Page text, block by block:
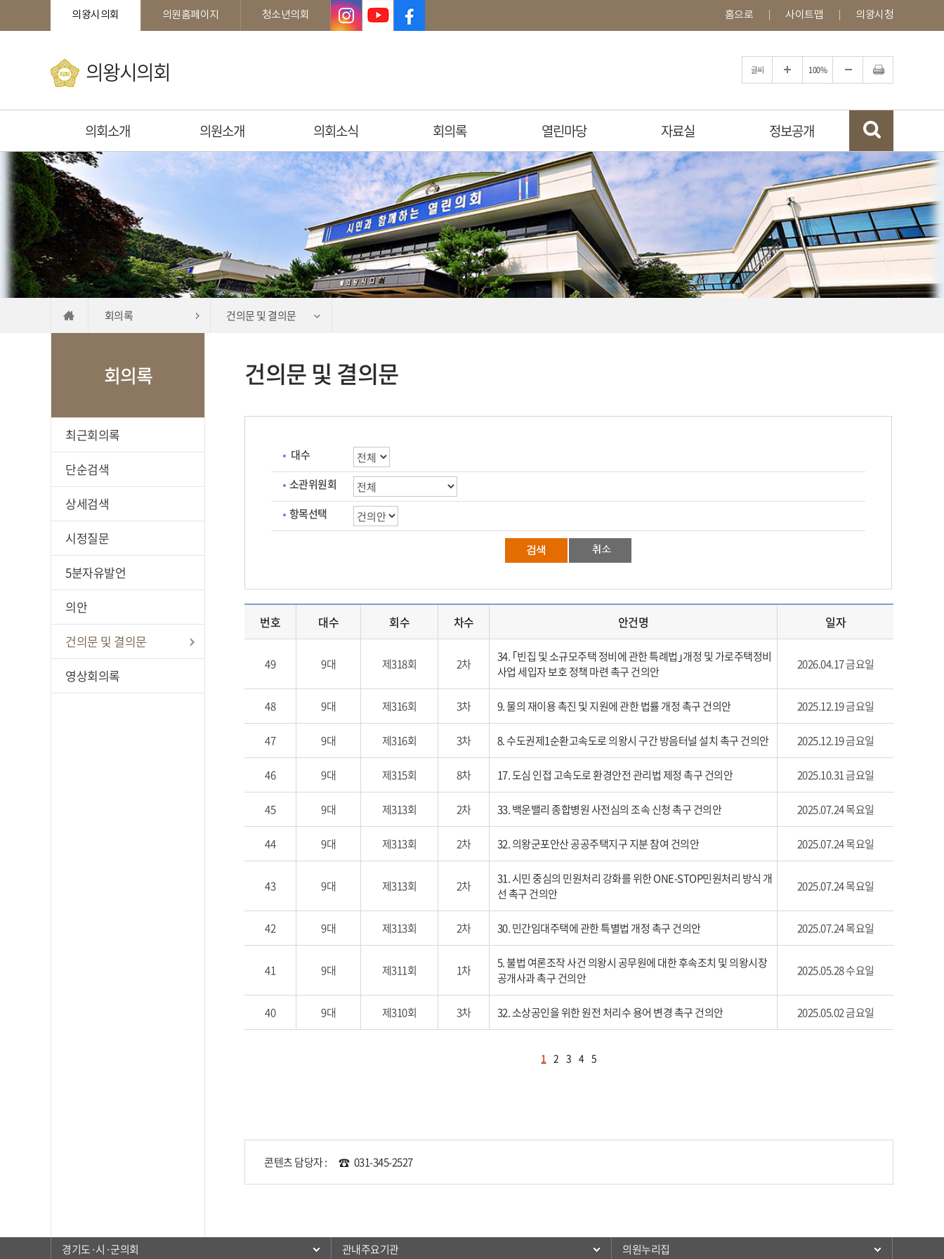
본문바로가기
의왕시의회 의원홈페이지 청소년의회 홈으로 사이트맵 의왕시청
의왕시의회 글씨 100%
의회소개 의원소개 의회소식 회의록 열린마당 자료실 정보공개
회의록 건의문 및 결의문
회의록
최근회의록
단순검색
상세검색
시정질문
5분자유발언
의안
건의문 및 결의문
영상회의록
건의문 및 결의문
대수
소관위원회
항목선택
번호 대수 회수 차수 안건명 일자
49 9대 제318회 2차
34. ｢빈집 및 소규모주택 정비에 관한 특례법｣개정 및 가로주택정비
사업 세입자 보호 정책 마련 촉구 건의안
2026.04.17 금요일
48 9대 제316회 3차 9. 물의 재이용 촉진 및 지원에 관한 법률 개정 촉구 건의안 2025.12.19 금요일
47 9대 제316회 3차 8. 수도권제1순환고속도로 의왕시 구간 방음터널 설치 촉구 건의안 2025.12.19 금요일
46 9대 제315회 8차 17. 도심 인접 고속도로 환경안전 관리법 제정 촉구 건의안 2025.10.31 금요일
45 9대 제313회 2차 33. 백운밸리 종합병원 사전심의 조속 신청 촉구 건의안 2025.07.24 목요일
44 9대 제313회 2차 32. 의왕군포안산 공공주택지구 지분 참여 건의안 2025.07.24 목요일
43 9대 제313회 2차
31. 시민 중심의 민원처리 강화를 위한 ONE-STOP민원처리 방식 개
선 촉구 건의안
2025.07.24 목요일
42 9대 제313회 2차 30. 민간임대주택에 관한 특별법 개정 촉구 건의안 2025.07.24 목요일
41 9대 제311회 1차
5. 불법 여론조작 사건 의왕시 공무원에 대한 후속조치 및 의왕시장
공개사과 촉구 건의안
2025.05.28 수요일
40 9대 제310회 3차 32. 소상공인을 위한 원전 처리수 용어 변경 촉구 건의안 2025.05.02 금요일
1 2 3 4 5
콘텐츠 담당자 : 031-345-2527
경기도·시·군의회 관내주요기관 의원누리집